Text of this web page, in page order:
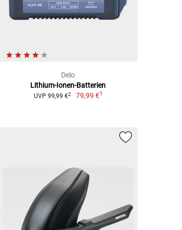
Delo
Lithium-Ionen-Batterien
UVP 99,99 €2 79,99 €1